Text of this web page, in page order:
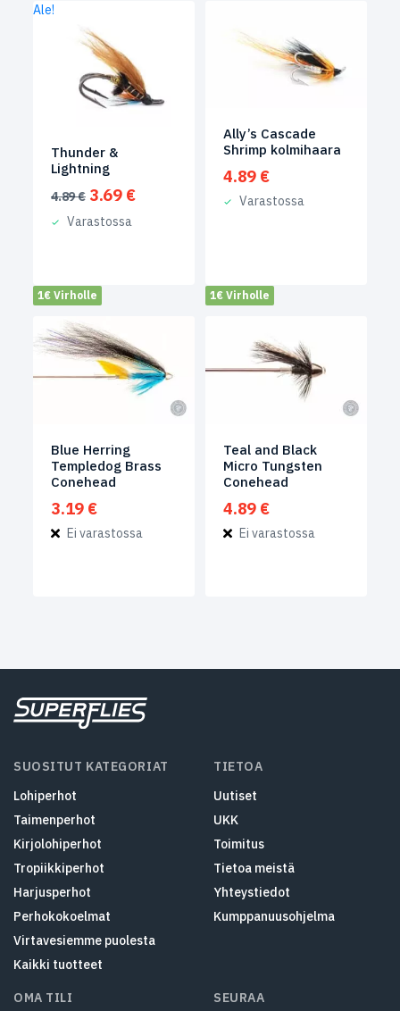
Ale!
Thunder &
Lightning
4.89€ Alkuperäinen
hinta
oli:
3.69 €Nykyinen
Varastossa
Ally’s Cascade
Shrimp kolmihaara
4.89 €
Varastossa
1€ Virholle
Blue Herring
Templedog Brass
Conehead
3.19 €
Ei varastossa
1€ Virholle
Teal and Black
Micro Tungsten
Conehead
4.89 €
Ei varastossa
SUOSITUT KATEGORIAT
Lohiperhot
Taimenperhot
Kirjolohiperhot
Tropiikkiperhot
Harjusperhot
Perhokokoelmat
Virtavesiemme puolesta
Kaikki tuotteet
TIETOA
Uutiset
UKK
Toimitus
Tietoa meistä
Yhteystiedot
Kumppanuusohjelma
OMA TILI SEURAA